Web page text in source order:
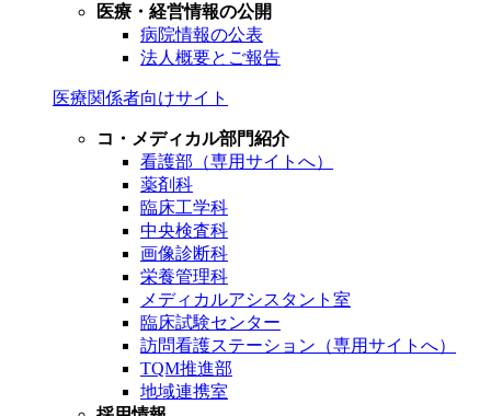
医療・経営情報の公開
病院情報の公表
法人概要とご報告
医療関係者向けサイト
コ・メディカル部門紹介
看護部（専用サイトへ）
薬剤科
臨床工学科
中央検査科
画像診断科
栄養管理科
メディカルアシスタント室
臨床試験センター
訪問看護ステーション（専用サイトへ）
TQM推進部
地域連携室